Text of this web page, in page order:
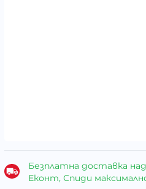
Безплатна доставка над
Еконт, Спиди